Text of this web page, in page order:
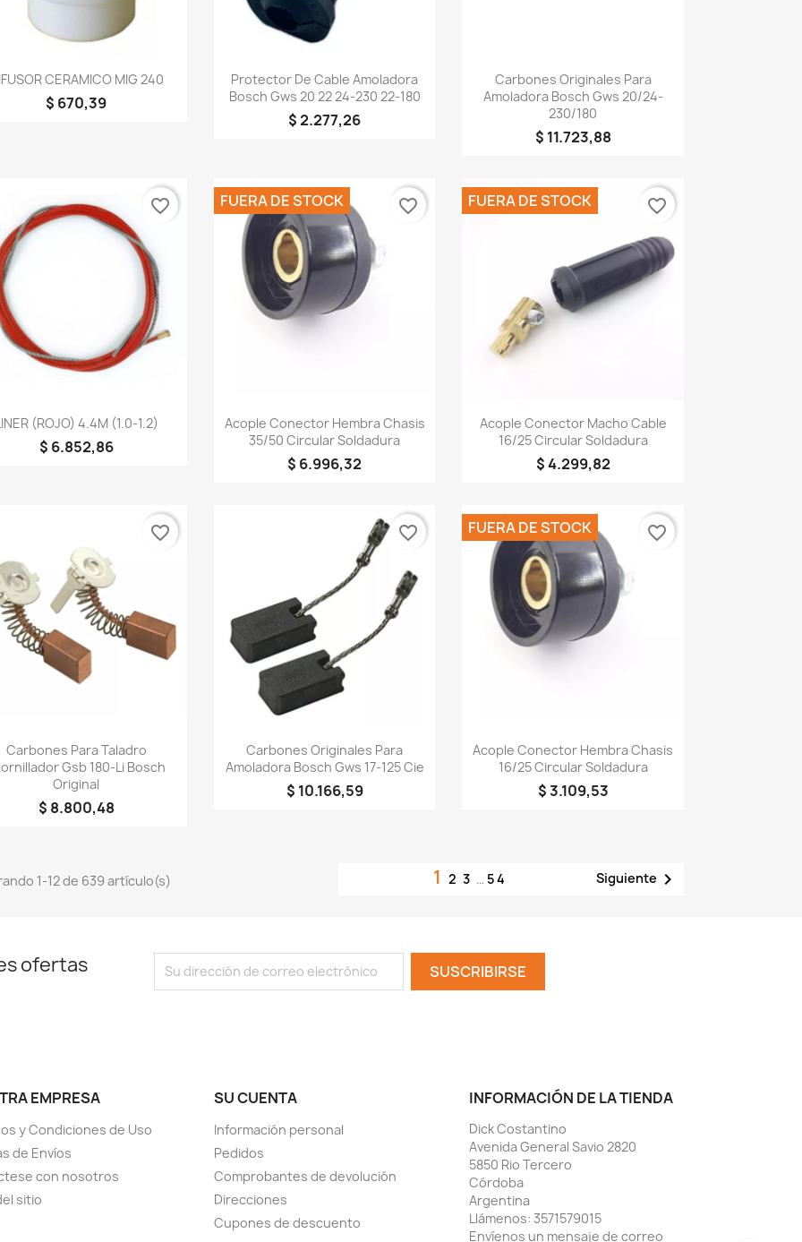
Vista rápida
CERAMICO MIG 240
$ 670,39
Vista rápida
Protector De Cable Amoladora
Bosch Gws 20 22 24-230 22-180
$ 2.277,26
Vista rápida
Carbones Originales Para
Amoladora Bosch Gws 20/24-
230/180
$ 11.723,88
Vista rápida
(ROJO) 4.4M (1.0-1.2)
$ 6.852,86
favorite_border
Vista rápida
Acople Conector Hembra Chasis
35/50 Circular Soldadura
$ 6.996,32
FUERA DE STOCK favorite_border
Vista rápida
Acople Conector Macho Cable
16/25 Circular Soldadura
$ 4.299,82
FUERA DE STOCK favorite_border
Vista rápida
Carbones Para Taladro
Gsb 180-Li Bosch
Original
$ 8.800,48
favorite_border
Vista rápida
Carbones Originales Para
Amoladora Bosch Gws 17-125 Cie
$ 10.166,59
favorite_border
Vista rápida
Acople Conector Hembra Chasis
16/25 Circular Soldadura
$ 3.109,53
FUERA DE STOCK favorite_border
1-12 de 639 artículo(s) 1 2 3 … 54 Siguiente 
ofertas
EMPRESA
y Condiciones de Uso
de Envíos
con nosotros
sitio
SU CUENTA
Información personal
Pedidos
Comprobantes de devolución
Direcciones
Cupones de descuento
INFORMACIÓN DE LA TIENDA
Dick Costantino
Avenida General Savio 2820
5850 Rio Tercero
Córdoba
Argentina
Llámenos: 3571579015
Envíenos un mensaje de correo
lista de deseos ×
de la lista de deseos
Cancelar